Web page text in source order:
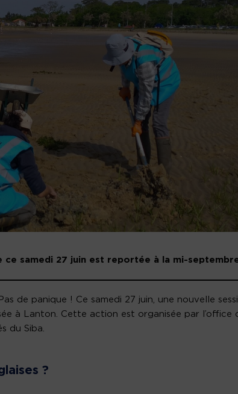
ce samedi 27 juin est reportée à la mi-
de panique ! Ce samedi 27 juin, une nouvelle
à Lanton. Cette action est organisée par l’office
du Siba.
?